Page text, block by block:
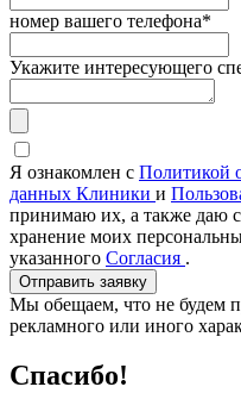
номер вашего телефона*
Укажите интересующего
Я ознакомлен с Политикой
данных Клиники и
принимаю их, а также даю
хранение моих
указанного Согласия .
Отправить заявку
Мы обещаем, что не будем
рекламного или иного
Спасибо!